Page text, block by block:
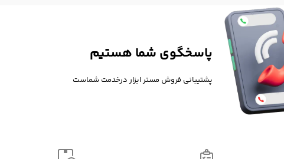
پاسخگوی شما هستیم
پشتیبانی فروش مستر ابزار درخدمت شماست